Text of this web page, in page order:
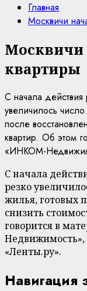
Главная
Москвичи
Москвичи
квартиры
С начала
увеличилось
после
квартир. Об этом
«ИНКОМ-
С начала
резко
жилья, готовых
снизить
говорится в
«Ленты.ру».
Навигация